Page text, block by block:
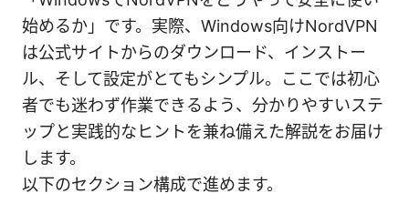
始めるか」です。実際、Windows向けNordVPN
は公式サイトからのダウンロード、インストー
ル、そして設定がとてもシンプル。ここでは初心
者でも迷わず作業できるよう、分かりやすいステ
ップと実践的なヒントを兼ね備えた解説をお届け
します。
以下のセクション構成で進めます。